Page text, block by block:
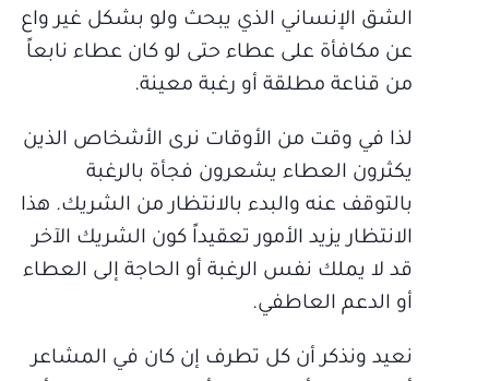
الشق الإنساني الذي يبحث ولو بشكل غير واع
عن مكافأة على عطاء حتى لو كان عطاء نابعاً
من قناعة مطلقة أو رغبة معينة.
لذا في وقت من الأوقات نرى الأشخاص الذين
يكثرون العطاء يشعرون فجأة بالرغبة
بالتوقف عنه والبدء بالانتظار من الشريك. هذا
الانتظار يزيد الأمور تعقيداً كون الشريك الآخر
قد لا يملك نفس الرغبة أو الحاجة إلى العطاء
أو الدعم العاطفي.
نعيد ونذكر أن كل تطرف إن كان في المشاعر